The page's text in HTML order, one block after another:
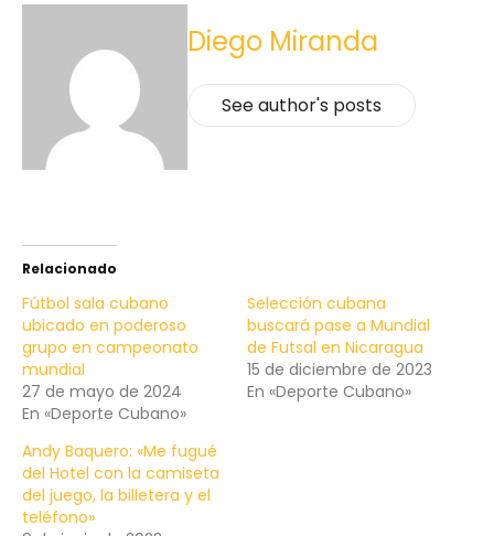
Diego Miranda
See author's posts
Relacionado
Fútbol sala cubano
ubicado en poderoso
grupo en campeonato
mundial
27 de mayo de 2024
En «Deporte Cubano»
Selección cubana
buscará pase a Mundial
de Futsal en Nicaragua
15 de diciembre de 2023
En «Deporte Cubano»
Andy Baquero: «Me fugué
del Hotel con la camiseta
del juego, la billetera y el
teléfono»